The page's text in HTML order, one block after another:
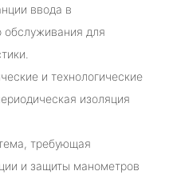
ввода в
обслуживания для
и технологические
изоляция
требующая
и защиты манометров